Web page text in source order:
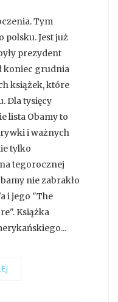
Tym
polsku. Jest już
prezydent
koniec grudnia
książek, które
Dla tysięcy
lista Obamy to
i ważnych
tylko
tegorocznej
nie zabrakło
i jego "The
Książka